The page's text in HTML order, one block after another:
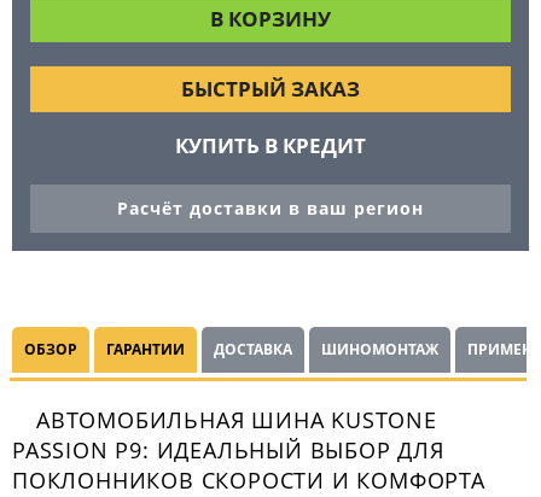
БЫСТРЫЙ ЗАКАЗ
КУПИТЬ В КРЕДИТ
Расчёт доставки в ваш регион
ОБЗОР ГАРАНТИИ ДОСТАВКА ШИНОМОНТАЖ
АВТОМОБИЛЬНАЯ ШИНА KUSTONE
PASSION P9: ИДЕАЛЬНЫЙ ВЫБОР ДЛЯ
ПОКЛОННИКОВ СКОРОСТИ И КОМФОРТА